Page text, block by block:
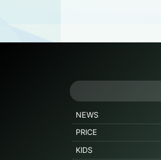
NEWS
PRICE
KIDS